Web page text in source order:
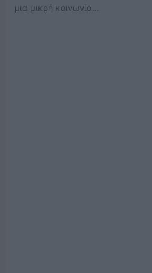
μια μικρή κοινωνία…